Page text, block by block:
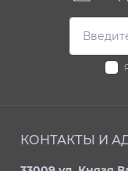
КОНТАКТЫ И